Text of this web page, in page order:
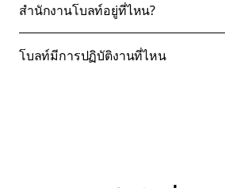
สำนักงานโบลท์อยู่ที่ไหน?
โบลท์มีการปฏิบัติงานที่ไหน